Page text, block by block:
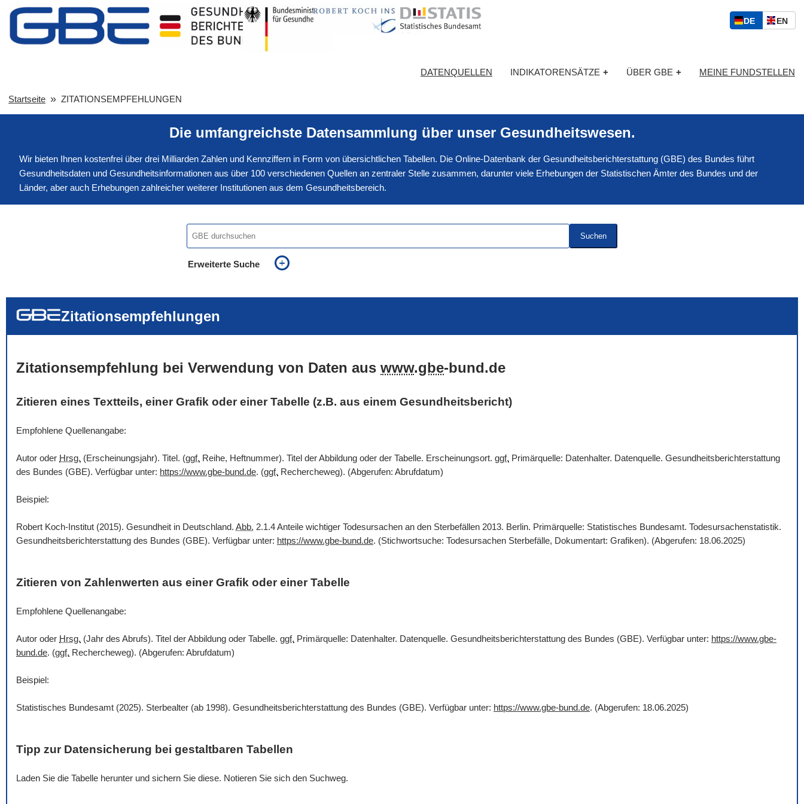
S
p
c
h
l
DED
S
ENE
I
H
DATENQUELLEN INDIKATORENSÄTZE + ÜBER GBE + MEINE FUNDSTELLEN
Startseite ZITATIONSEMPFEHLUNGEN
Die umfangreichste Datensammlung über unser Gesundheitswesen.
Wir bieten Ihnen kostenfrei über drei Milliarden Zahlen und Kennziffern in Form von übersichtlichen Tabellen. Die Online-Datenbank der Gesundheitsberichterstattung (GBE) des Bundes führt
Gesundheitsdaten und Gesundheitsinformationen aus über 100 verschiedenen Quellen an zentraler Stelle zusammen, darunter viele Erhebungen der Statistischen Ämter des Bundes und der
Länder, aber auch Erhebungen zahlreicher weiterer Institutionen aus dem Gesundheitsbereich.
Suchen
Erweiterte Suche
Zitationsempfehlungen
Zitationsempfehlung bei Verwendung von Daten aus www.gbe-bund.de
Zitieren eines Textteils, einer Grafik oder einer Tabelle (z.B. aus einem Gesundheitsbericht)
Empfohlene Quellenangabe:
Autor oder Hrsg. (Erscheinungsjahr). Titel. (ggf. Reihe, Heftnummer). Titel der Abbildung oder der Tabelle. Erscheinungsort. ggf. Primärquelle: Datenhalter. Datenquelle. Gesundheitsberichterstattung
des Bundes (GBE). Verfügbar unter: https://www.gbe-bund.de. (ggf. Rechercheweg). (Abgerufen: Abrufdatum)
Beispiel:
Robert Koch-Institut (2015). Gesundheit in Deutschland. Abb. 2.1.4 Anteile wichtiger Todesursachen an den Sterbefällen 2013. Berlin. Primärquelle: Statistisches Bundesamt. Todesursachenstatistik.
Gesundheitsberichterstattung des Bundes (GBE). Verfügbar unter: https://www.gbe-bund.de. (Stichwortsuche: Todesursachen Sterbefälle, Dokumentart: Grafiken). (Abgerufen: 18.06.2025)
Zitieren von Zahlenwerten aus einer Grafik oder einer Tabelle
Empfohlene Quellenangabe:
Autor oder Hrsg. (Jahr des Abrufs). Titel der Abbildung oder Tabelle. ggf. Primärquelle: Datenhalter. Datenquelle. Gesundheitsberichterstattung des Bundes (GBE). Verfügbar unter: https://www.gbe-
bund.de. (ggf. Rechercheweg). (Abgerufen: Abrufdatum)
Beispiel:
Statistisches Bundesamt (2025). Sterbealter (ab 1998). Gesundheitsberichterstattung des Bundes (GBE). Verfügbar unter: https://www.gbe-bund.de. (Abgerufen: 18.06.2025)
Tipp zur Datensicherung bei gestaltbaren Tabellen
Laden Sie die Tabelle herunter und sichern Sie diese. Notieren Sie sich den Suchweg.